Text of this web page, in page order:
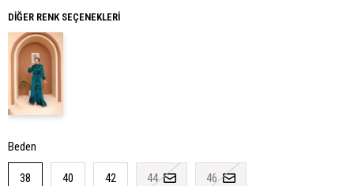
DIĞER RENK SEÇENEKLERI
Beden
38 40 42 44 46